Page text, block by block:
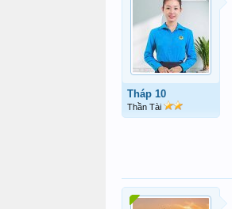
Tháp 10
Thần Tài